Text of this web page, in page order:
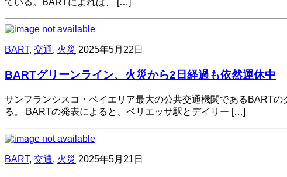
ている。BARTによれば、 […]
BART, 交通, 火災 2025年5月22日
BARTグリーンライン、火災から2日経過も依然運休中
サンフランシスコ・ベイエリア最大の公共交通機関であるBART
る。 BARTの発表によると、ベリエッサ駅とデイリー […]
BART, 交通, 火災 2025年5月21日